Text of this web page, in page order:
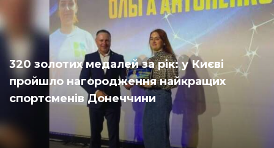
320 золотих медалей за рік: у Києві
пройшло нагородження найкращих
спортсменів Донеччини